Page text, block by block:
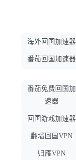
海外回国加速器
番茄回国加速器
番茄免费回国加
速器
回国游戏加速器
翻墙回国VPN
归雁VPN